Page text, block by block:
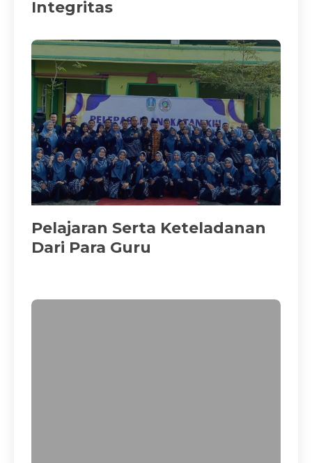
Integritas
Pelajaran Serta Keteladanan
Dari Para Guru